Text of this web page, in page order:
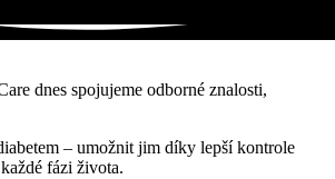
dnes spojujeme odborné znalosti,
– umožnit jim díky lepší kontrole
fázi života.